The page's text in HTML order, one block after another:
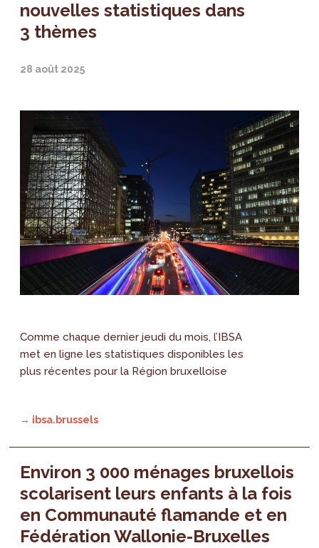
nouvelles statistiques dans
3 thèmes
28 août 2025
Comme chaque dernier jeudi du mois, l’IBSA
met en ligne les statistiques disponibles les
plus récentes pour la Région bruxelloise
→ ibsa.brussels
Environ 3 000 ménages bruxellois
scolarisent leurs enfants à la fois
en Communauté flamande et en
Fédération Wallonie-Bruxelles